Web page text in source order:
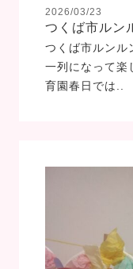
2026/03/23
つくば市ルン
つくば市ルンル
一列になって楽
育園春日では..